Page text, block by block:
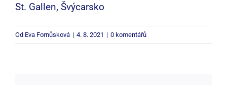
St. Gallen, Švýcarsko
Od Eva Fornůsková | 4. 8. 2021 | 0 komentářů